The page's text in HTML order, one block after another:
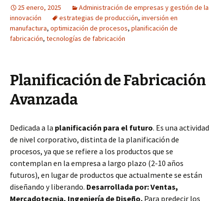
25 enero, 2025
Administración de empresas y gestión de la
innovación
estrategias de producción, inversión en
manufactura, optimización de procesos, planificación de
fabricación, tecnologías de fabricación
Planificación de Fabricación
Avanzada
Dedicada a la planificación para el futuro. Es una actividad
de nivel corporativo, distinta de la planificación de
procesos, ya que se refiere a los productos que se
contemplan en la empresa a largo plazo (2-10 años
futuros), en lugar de productos que actualmente se están
diseñando y liberando. Desarrollada por: Ventas,
Mercadotecnia, Ingeniería de Diseño. Para predecir los